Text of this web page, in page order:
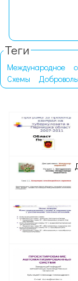
Теги
Международное
Схемы